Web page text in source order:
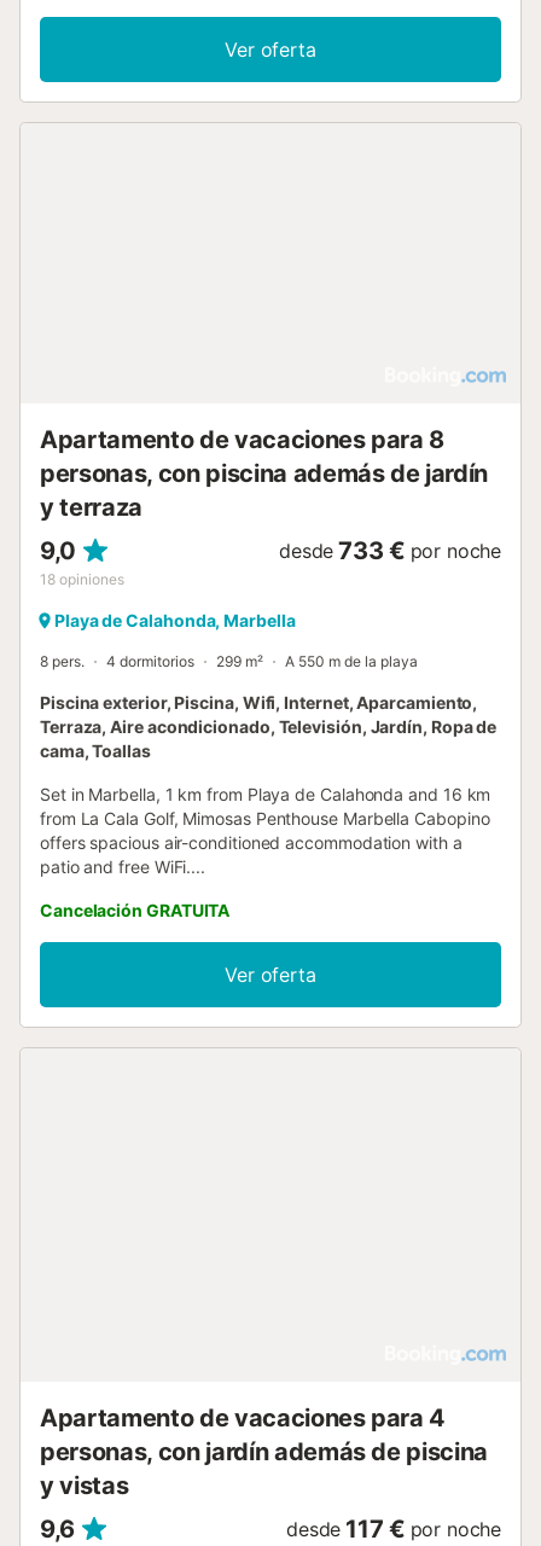
Ver oferta
Apartamento de vacaciones para 8
personas, con piscina además de jardín
y terraza
9,0
18 opiniones
desde 733 € por noche
Playa de Calahonda, Marbella
8 pers. 4 dormitorios 299 m² A 550 m de la playa
Piscina exterior, Piscina, Wifi, Internet, Aparcamiento,
Terraza, Aire acondicionado, Televisión, Jardín, Ropa de
cama, Toallas
Set in Marbella, 1 km from Playa de Calahonda and 16 km
from La Cala Golf, Mimosas Penthouse Marbella Cabopino
offers spacious air-conditioned accommodation with a
patio and free WiFi....
Cancelación GRATUITA
Ver oferta
Apartamento de vacaciones para 4
personas, con jardín además de piscina
y vistas
9,6
desde 117 € por noche